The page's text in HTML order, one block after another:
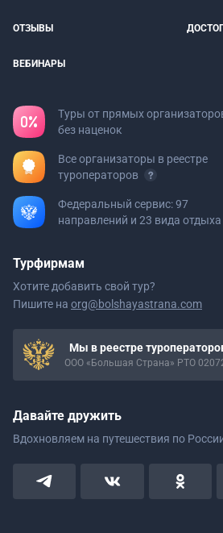
ОТЗЫВЫ
ВЕБИНАРЫ
Туры от прямых
без наценок
Все организаторы в реестре
туроператоров
Федеральный сервис: 97
направлений и 23 вида отдыха
Турфирмам
Хотите добавить свой тур?
Пишите на org@bolshayastrana.com
Мы в реестре
ООО «Большая Страна» РТО
Давайте дружить
Вдохновляем на путешествия по